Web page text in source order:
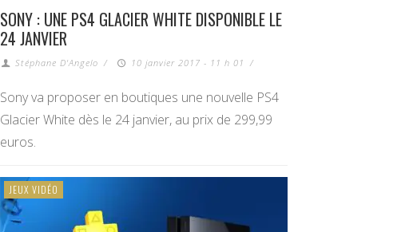
SONY : UNE PS4 GLACIER WHITE DISPONIBLE LE
24 JANVIER
Stéphane D'Angelo / 10 janvier 2017 - 11 h 01 /
Sony va proposer en boutiques une nouvelle PS4
Glacier White dès le 24 janvier, au prix de 299,99
euros.
JEUX VIDÉO